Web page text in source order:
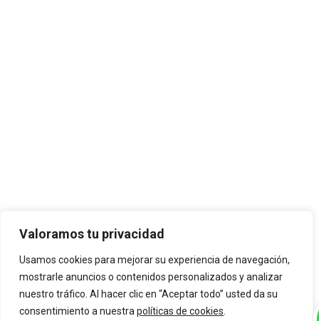
Valoramos tu privacidad
Usamos cookies para mejorar su experiencia de navegación,
mostrarle anuncios o contenidos personalizados y analizar
nuestro tráfico. Al hacer clic en “Aceptar todo” usted da su
consentimiento a nuestra políticas de cookies